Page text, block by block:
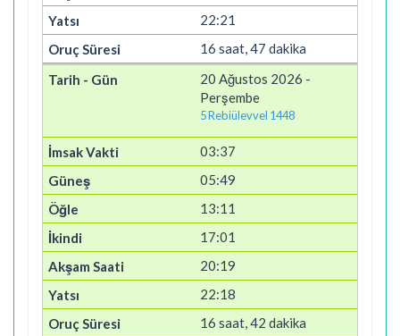
22:21
16 saat, 47 dakika
20 Ağustos 2026 -
Perşembe
5 Rebiülevvel 1448
03:37
05:49
13:11
17:01
20:19
22:18
16 saat, 42 dakika